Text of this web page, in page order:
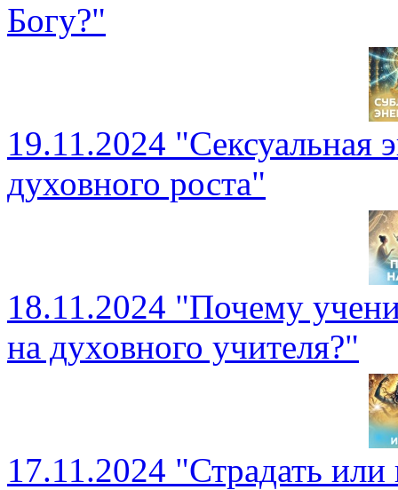
Богу?"
19.11.2024 "Сексуальная
духовного роста"
18.11.2024 "Почему
на духовного учителя?"
17.11.2024 "Страдать или